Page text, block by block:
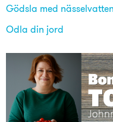
Gödsla med nässelvatten
Odla din jord